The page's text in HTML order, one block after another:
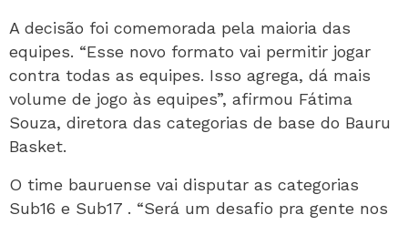
A decisão foi comemorada pela maioria das
equipes. “Esse novo formato vai permitir jogar
contra todas as equipes. Isso agrega, dá mais
volume de jogo às equipes”, afirmou Fátima
Souza, diretora das categorias de base do Bauru
Basket.
O time bauruense vai disputar as categorias
Sub16 e Sub17 . “Será um desafio pra gente nos